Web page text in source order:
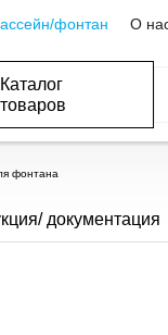
фонтан О
Каталог
товаров
фонтана
документация